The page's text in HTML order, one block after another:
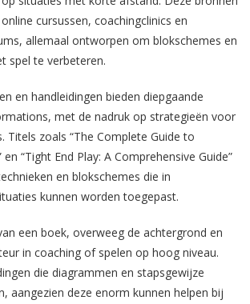
cursussen, coachingclinics en
allemaal ontworpen om blokschemes en
spel te verbeteren.
en handleidingen bieden diepgaande
met de nadruk op strategieën voor
Titels zoals “The Complete Guide to
“Tight End Play: A Comprehensive Guide”
en blokschemes die in
kunnen worden toegepast.
een boek, overweeg de achtergrond en
in coaching of spelen op hoog niveau.
die diagrammen en stapsgewijze
aangezien deze enorm kunnen helpen bij